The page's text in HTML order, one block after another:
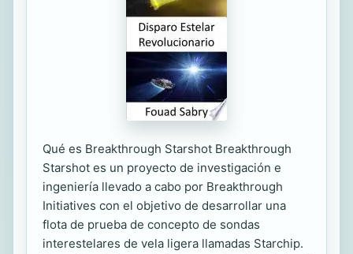
Qué es Breakthrough Starshot Breakthrough
Starshot es un proyecto de investigación e
ingeniería llevado a cabo por Breakthrough
Initiatives con el objetivo de desarrollar una
flota de prueba de concepto de sondas
interestelares de vela ligera llamadas Starchip.